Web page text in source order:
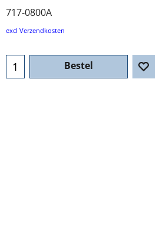
717-0800A
excl Verzendkosten
Bestel